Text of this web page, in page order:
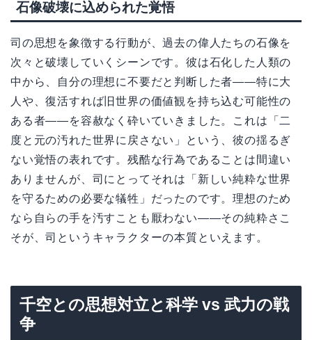
石像破壊に込められた覚悟
司の思想を象徴する行動が、過去の偉人たちの石像を
次々と破壊していくシーンです。彼は石化した人類の
中から、自分の理想に不要だと判断した者——特に大
人や、復活すれば旧世界の価値観を持ち込む可能性の
ある者——を容赦なく砕いていきました。これは「二
度と元の汚れた世界に戻さない」という、彼の揺るぎ
ない覚悟の表れです。残酷な行為であることは間違い
ありませんが、司にとってそれは「新しい純粋な世界
を守るための必要な犠牲」だったのです。理想のため
なら自らの手を汚すことも厭わない——その純粋さこ
そが、司というキャラクターの本質といえます。
千空との思想対立と科学 vs 武力の戦
争